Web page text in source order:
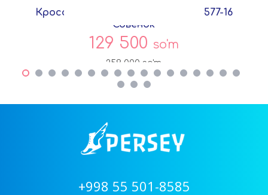
Кроссовки Розовый Текстиль C5577-16
Совёнок
129 500 so'm
259 000 so'm
+998 55 501-8585